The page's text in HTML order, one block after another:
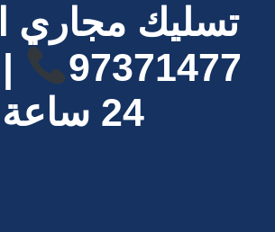
تسليك مجاري
97371477
24 ساعة